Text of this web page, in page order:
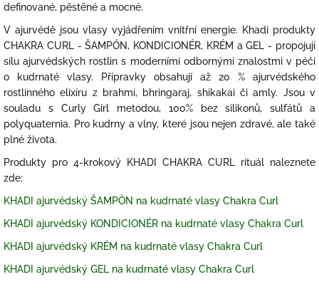
definované, pěstěné a mocné.
V ajurvédě jsou vlasy vyjádřením vnitřní energie. Khadi produkty
CHAKRA CURL - ŠAMPÓN, KONDICIONÉR, KRÉM a GEL - propojují
sílu ajurvédských rostlin s moderními odbornými znalostmi v péči
o kudrnaté vlasy. Přípravky obsahují až 20 % ajurvédského
rostlinného elixíru z brahmi, bhringaraj, shikakai či amly. Jsou v
souladu s Curly Girl metodou, 100% bez silikonů, sulfátů a
polyquaternia. Pro kudrny a vlny, které jsou nejen zdravé, ale také
plné života.
Produkty pro 4-krokový KHADI CHAKRA CURL rituál naleznete
zde:
KHADI ajurvédský ŠAMPÓN na kudrnaté vlasy Chakra Curl
KHADI ajurvédský KONDICIONÉR na kudrnaté vlasy Chakra Curl
KHADI ajurvédský KRÉM na kudrnaté vlasy Chakra Curl
KHADI ajurvédský GEL na kudrnaté vlasy Chakra Curl